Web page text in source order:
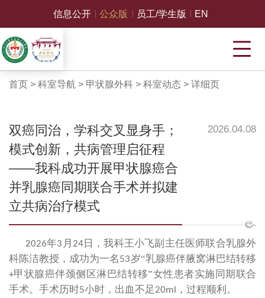
信息公开 公众版 员工/学生版 EN
首页 > 科室导航> 甲状腺外科> 科室动态 > 详细页
双癌同治，学科交叉显身手；
模式创新，共病管理启征程
——我科成功开展甲状腺癌合
并乳腺癌同期联合手术并拟建
立共病治疗模式
2026.04.08
2026年3 月 24日 ，我科王小飞副主任医师联合乳腺外
科陈洁教授，成功为一名53岁“乳腺癌伴腋窝淋巴结转移
+甲状腺癌伴颈侧区淋巴结转移”女性患者实施同期联合
手术。手术历时5小时，出血不足20ml ，过程顺利。